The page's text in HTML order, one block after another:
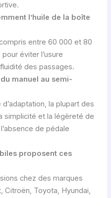
l’huile de la boîte
entre 60 000 et 80
éviter l’usure
des passages.
manuel au semi-
la plupart des
simplicité et la légèreté de
de pédale
proposent ces
chez des marques
Citroën, Toyota, Hyundai,